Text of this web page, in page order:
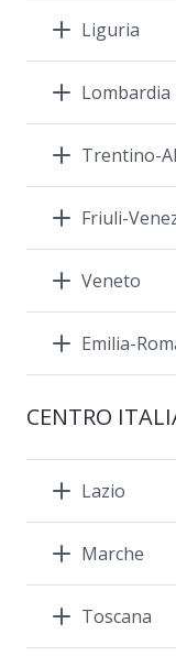
Liguria
Lombardia
Trentino-
Friuli-
Veneto
Emilia-
CENTRO
Lazio
Marche
Toscana